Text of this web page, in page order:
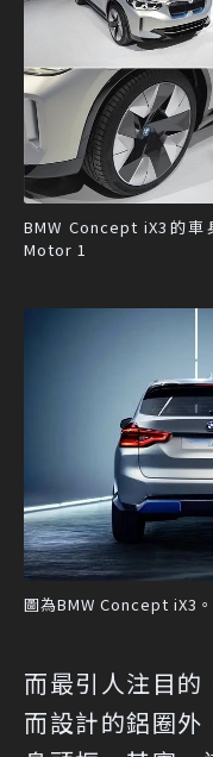
BMW Concept iX3的
Motor 1
圖為BMW Concept iX3
而最引人注目
而設計的鋁圈外